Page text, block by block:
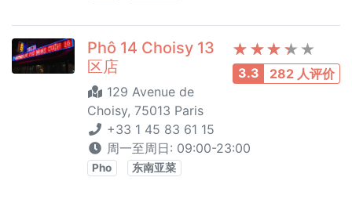
3.3 282 人评价
Phô 14 Choisy 13
区店
129 Avenue de
Choisy, 75013 Paris
+33 1 45 83 61 15
周一至周日: 09:00-23:00
Pho 东南亚菜